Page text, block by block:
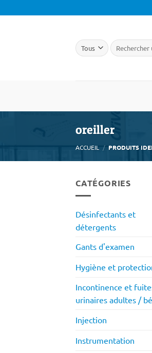
au
oreiller
ACCUEIL / PRODUITS
CATÉGORIES
Désinfectants et
détergents
Gants d'examen
Hygiène et
Incontinence et
urinaires adultes /
Injection
Instrumentation